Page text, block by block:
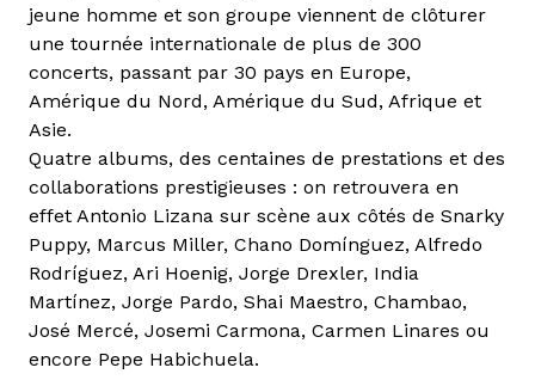
jeune homme et son groupe viennent de clôturer
une tournée internationale de plus de 300
concerts, passant par 30 pays en Europe,
Amérique du Nord, Amérique du Sud, Afrique et
Asie.
Quatre albums, des centaines de prestations et des
collaborations prestigieuses : on retrouvera en
effet Antonio Lizana sur scène aux côtés de Snarky
Puppy, Marcus Miller, Chano Domínguez, Alfredo
Rodríguez, Ari Hoenig, Jorge Drexler, India
Martínez, Jorge Pardo, Shai Maestro, Chambao,
José Mercé, Josemi Carmona, Carmen Linares ou
encore Pepe Habichuela.